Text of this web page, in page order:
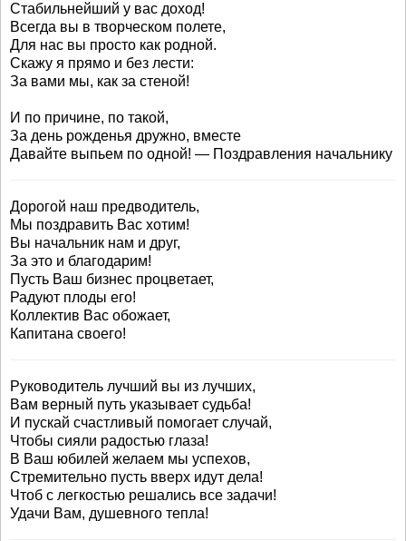
Стабильнейший у вас доход!
Всегда вы в творческом полете,
Для нас вы просто как родной.
Скажу я прямо и без лести:
За вами мы, как за стеной!
И по причине, по такой,
За день рожденья дружно, вместе
Давайте выпьем по одной! — Поздравления начальнику
Дорогой наш предводитель,
Мы поздравить Вас хотим!
Вы начальник нам и друг,
За это и благодарим!
Пусть Ваш бизнес процветает,
Радуют плоды его!
Коллектив Вас обожает,
Капитана своего!
Руководитель лучший вы из лучших,
Вам верный путь указывает судьба!
И пускай счастливый помогает случай,
Чтобы сияли радостью глаза!
В Ваш юбилей желаем мы успехов,
Стремительно пусть вверх идут дела!
Чтоб с легкостью решались все задачи!
Удачи Вам, душевного тепла!